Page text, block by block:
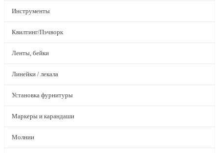
Инструменты
Квилтинг/Пэчворк
Ленты, бейки
Линейки / лекала
Установка фурнитуры
Маркеры и карандаши
Молнии